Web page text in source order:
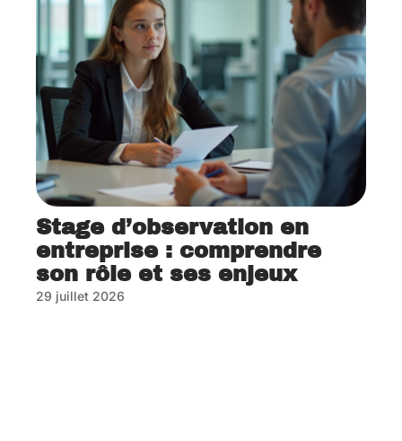
Stage d’observation en
entreprise : comprendre
son rôle et ses enjeux
29 juillet 2026